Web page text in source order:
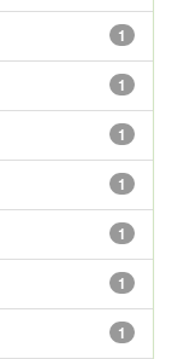
1
1
1
1
1
1
1